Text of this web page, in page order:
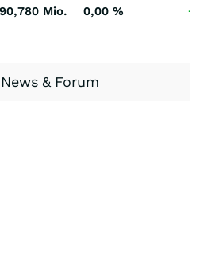
90,780 Mio. 0,00 %
& Forum